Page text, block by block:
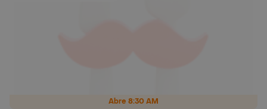
Abre 8:30 AM